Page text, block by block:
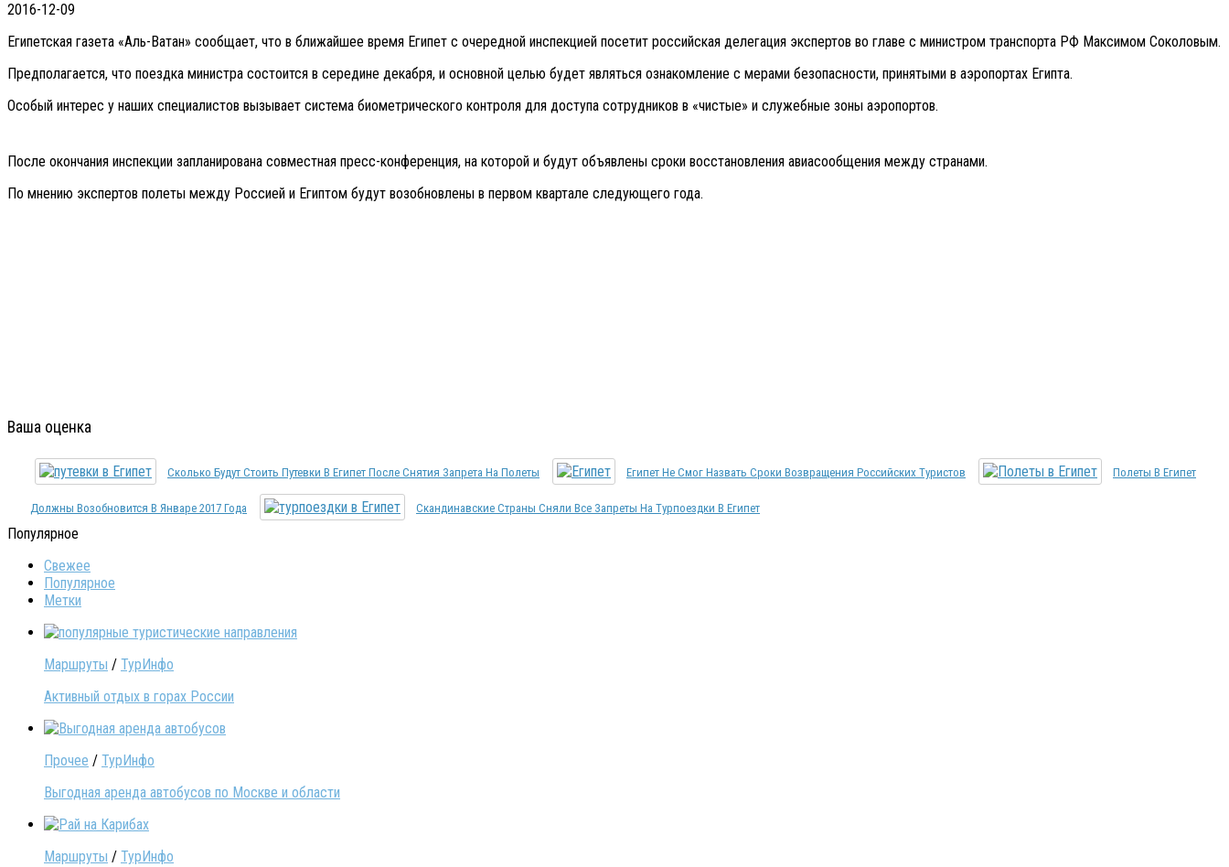
2016-12-09
Египетская газета «Аль-Ватан» сообщает, что в ближайшее время Египет с очередной инспекцией посетит российская делегация экспертов во главе с министром транспорта РФ Максимом Соколовым.
Предполагается, что поездка министра состоится в середине декабря, и основной целью будет являться ознакомление с мерами безопасности, принятыми в аэропортах Египта.
Особый интерес у наших специалистов вызывает система биометрического контроля для доступа сотрудников в «чистые» и служебные зоны аэропортов.
После окончания инспекции запланирована совместная пресс-конференция, на которой и будут объявлены сроки восстановления авиасообщения между странами.
По мнению экспертов полеты между Россией и Египтом будут возобновлены в первом квартале следующего года.
Ваша оценка
Сколько Будут Стоить Путевки В Египет После Снятия Запрета На Полеты Египет Не Смог Назвать Сроки Возвращения Российских Туристов Полеты В Египет
Должны Возобновится В Январе 2017 Года Скандинавские Страны Сняли Все Запреты На Турпоездки В Египет
Популярное
Свежее
Популярное
Метки
Маршруты / ТурИнфо
Активный отдых в горах России
Прочее / ТурИнфо
Выгодная аренда автобусов по Москве и области
Маршруты / ТурИнфо